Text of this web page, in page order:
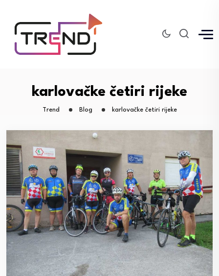
karlovačke četiri rijeke
Trend Blog karlovačke četiri rijeke